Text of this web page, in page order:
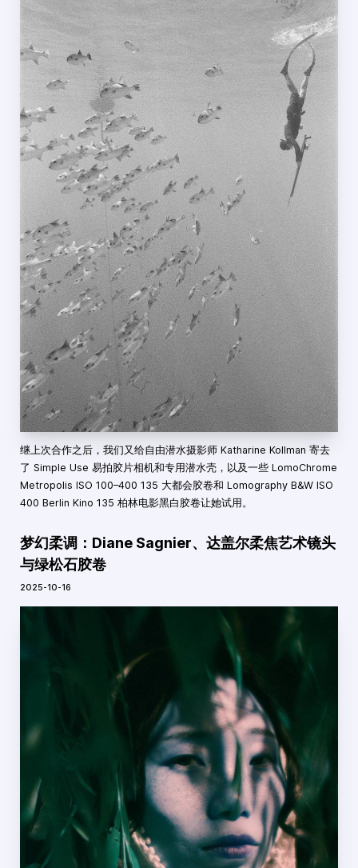
继上次合作之后，我们又给自由潜水摄影师 Katharine Kollman 寄去
了 Simple Use 易拍胶片相机和专用潜水壳，以及一些 LomoChrome
Metropolis ISO 100–400 135 大都会胶卷和 Lomography B&W ISO
400 Berlin Kino 135 柏林电影黑白胶卷让她试用。
梦幻柔调：Diane Sagnier、达盖尔柔焦艺术镜头
与绿松石胶卷
2025-10-16